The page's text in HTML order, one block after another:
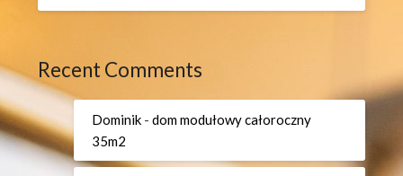
Recent Comments
Dominik -dom modułowy całoroczny
35m2